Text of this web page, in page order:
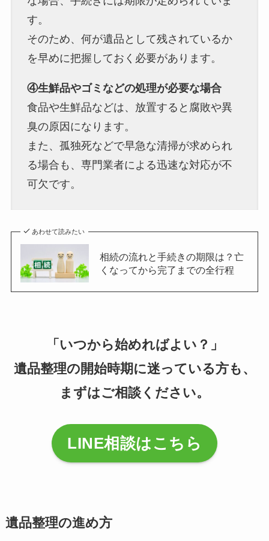
す。
そのため、何が遺品として残されているか
を早めに把握しておく必要があります。
④生鮮品やゴミなどの処理が必要な場合
食品や生鮮品などは、放置すると腐敗や異
臭の原因になります。
また、孤独死などで早急な清掃が求められ
る場合も、専門業者による迅速な対応が不
可欠です。
あわせて読みたい
相続の流れと手続きの期限は？亡
くなってから完了までの全行程
「いつから始めればよい？」
遺品整理の開始時期に迷っている方も、
まずはご相談ください。
LINE相談はこちら
遺品整理の進め方